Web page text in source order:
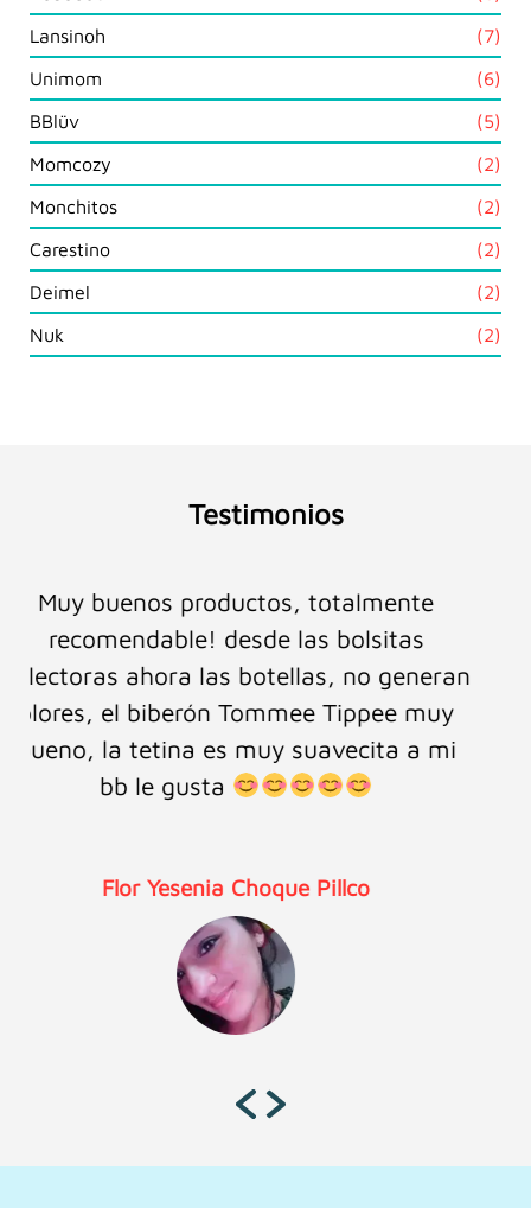
Lansinoh
(7)
Unimom
(6)
BBlüv
(5)
Momcozy
(2)
Monchitos
(2)
Carestino
(2)
Deimel
(2)
Nuk
(2)
Testimonios
Es la segunda vez que confío en ellos y
siempre satisfecha , como mamá y
pediatra recomiendo sus productos.
Lucero Salazar Castillo